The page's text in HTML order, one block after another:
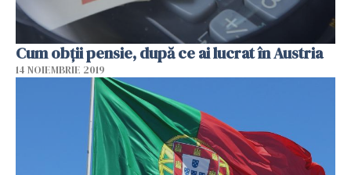
Cum obții pensie, după ce ai lucrat în Austria
14 NOIEMBRIE 2019